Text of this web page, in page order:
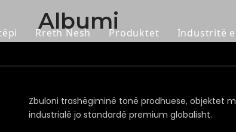
Rreth Nesh Produktet
Cast & Forgings
Industritë
Albumi
Zbuloni trashëgiminë tonë prodhuese, objektet
industrialë jo standardë premium globalisht.